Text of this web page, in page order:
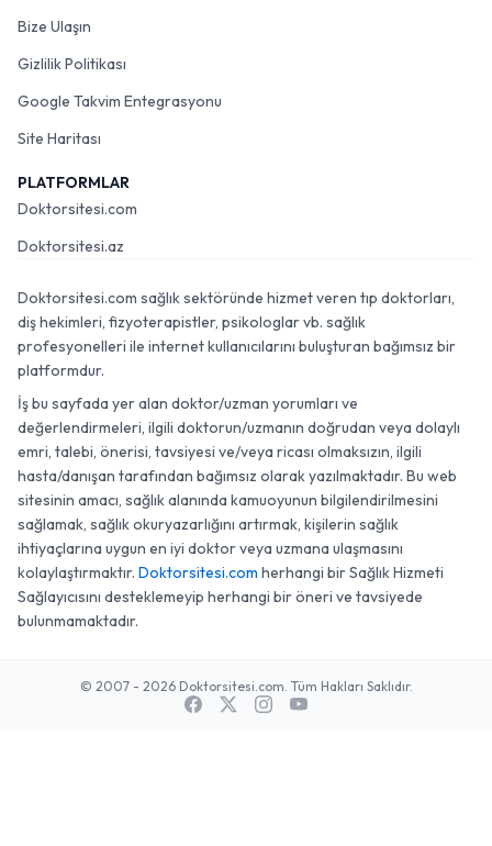
Bize Ulaşın
Gizlilik Politikası
Google Takvim Entegrasyonu
Site Haritası
PLATFORMLAR
Doktorsitesi.com
Doktorsitesi.az
Doktorsitesi.com sağlık sektöründe hizmet veren tıp doktorları,
diş hekimleri, fizyoterapistler, psikologlar vb. sağlık
profesyonelleri ile internet kullanıcılarını buluşturan bağımsız bir
platformdur.
İş bu sayfada yer alan doktor/uzman yorumları ve
değerlendirmeleri, ilgili doktorun/uzmanın doğrudan veya dolaylı
emri, talebi, önerisi, tavsiyesi ve/veya ricası olmaksızın, ilgili
hasta/danışan tarafından bağımsız olarak yazılmaktadır. Bu web
sitesinin amacı, sağlık alanında kamuoyunun bilgilendirilmesini
sağlamak, sağlık okuryazarlığını artırmak, kişilerin sağlık
ihtiyaçlarına uygun en iyi doktor veya uzmana ulaşmasını
kolaylaştırmaktır. Doktorsitesi.com herhangi bir Sağlık Hizmeti
Sağlayıcısını desteklemeyip herhangi bir öneri ve tavsiyede
bulunmamaktadır.
© 2007 - 2026 Doktorsitesi.com. Tüm Hakları Saklıdır.